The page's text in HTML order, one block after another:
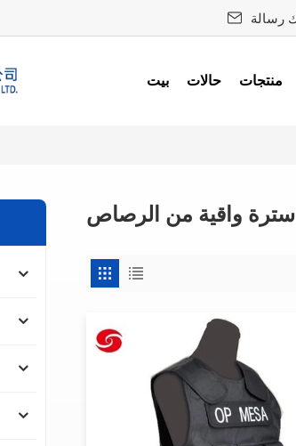
بيت حالات منتجات
سترة واقية من الرصاص